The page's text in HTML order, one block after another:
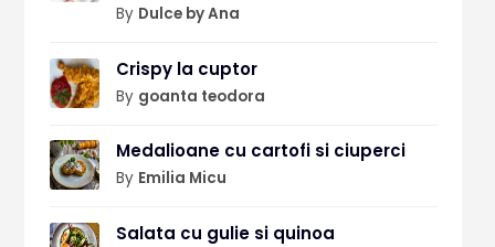
By Dulce by Ana
Crispy la cuptor
By goanta teodora
Medalioane cu cartofi si ciuperci
By Emilia Micu
Salata cu gulie si quinoa